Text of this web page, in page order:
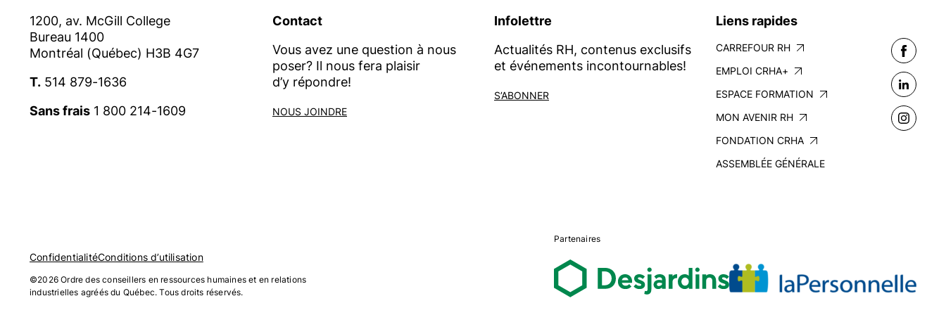
1200, av. McGill College
Bureau 1400
Montréal (Québec) H3B 4G7
T. 514 879-1636
Sans frais 1 800 214-1609
Contact
Vous avez une question à nous
poser? Il nous fera plaisir
d’y répondre!
NOUS JOINDRE
Infolettre
Actualités RH, contenus exclusifs
et événements incontournables!
S’ABONNER
Liens rapides
CARREFOUR RH
EMPLOI CRHA+
ESPACE FORMATION
MON AVENIR RH
FONDATION CRHA
ASSEMBLÉE GÉNÉRALE
ConfidentialitéConditions d’utilisation
©2026 Ordre des conseillers en ressources humaines et en relations
industrielles agréés du Québec. Tous droits réservés.
Partenaires